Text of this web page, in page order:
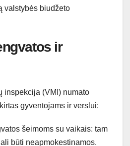
valstybės biudžeto
ir
inspekcija (VMI) numato
gyventojams ir verslui:
šeimoms su vaikais: tam
būti neapmokestinamos.